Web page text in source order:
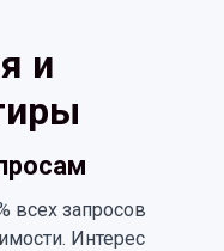
и
всех запросов
Интерес